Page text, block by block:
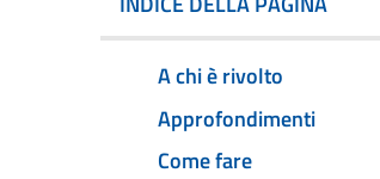
A chi è rivolto
Approfondimenti
Come fare